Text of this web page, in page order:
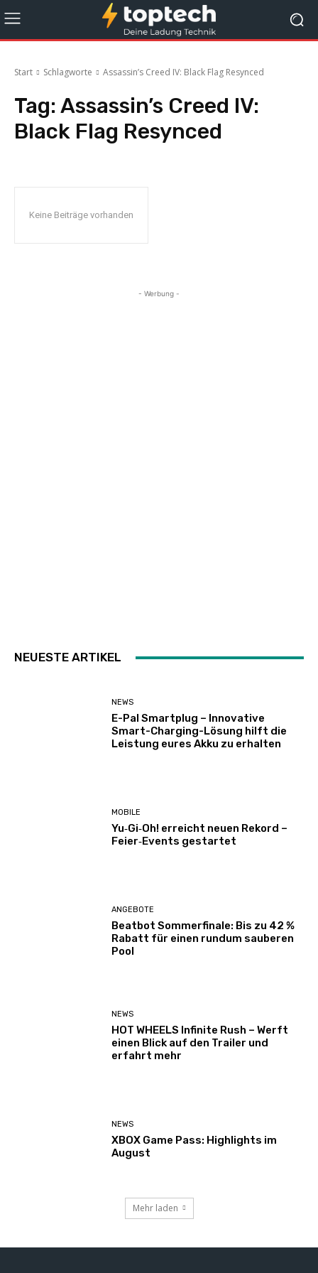
Start Schlagworte Assassin’s Creed IV: Black Flag Resynced
Tag: Assassin’s Creed IV:
Black Flag Resynced
Keine Beiträge vorhanden
- Werbung -
NEUESTE ARTIKEL
NEWS
E-Pal Smartplug – Innovative
Smart-Charging-Lösung hilft die
Leistung eures Akku zu erhalten
MOBILE
Yu‑Gi‑Oh! erreicht neuen Rekord –
Feier‑Events gestartet
ANGEBOTE
Beatbot Sommerfinale: Bis zu 42 %
Rabatt für einen rundum sauberen
Pool
NEWS
HOT WHEELS Infinite Rush – Werft
einen Blick auf den Trailer und
erfahrt mehr
NEWS
XBOX Game Pass: Highlights im
August
Mehr laden